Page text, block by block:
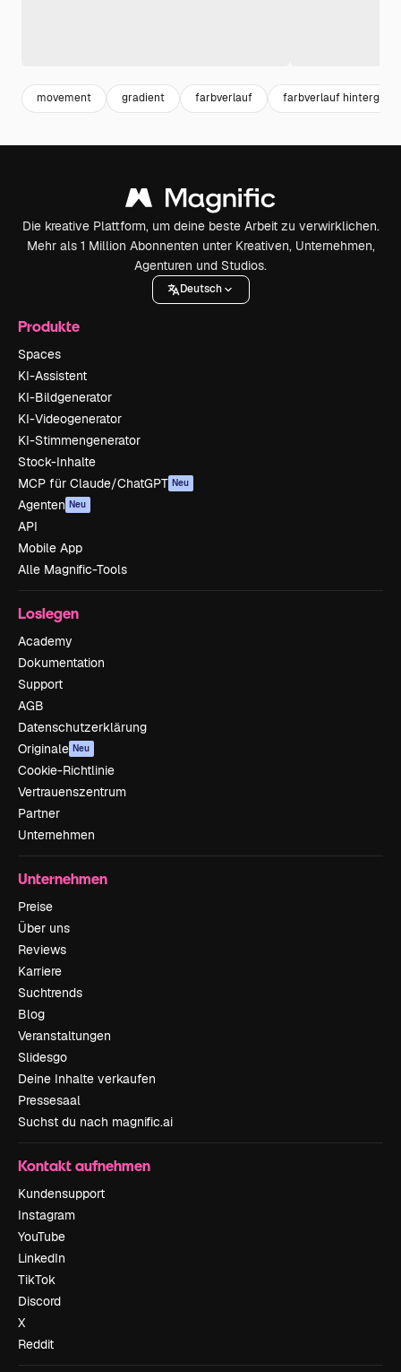
movement gradient farbverlauf farbverlauf
Die kreative Plattform, um deine beste Arbeit zu verwirklichen.
Mehr als 1 Million Abonnenten unter Kreativen, Unternehmen,
Agenturen und Studios.
Deutsch
Produkte
Spaces
KI-Assistent
KI-Bildgenerator
KI-Videogenerator
KI-Stimmengenerator
Stock-Inhalte
MCP für Claude/ChatGPT Neu
Agenten Neu
API
Mobile App
Alle Magnific-Tools
Loslegen
Academy
Dokumentation
Support
AGB
Datenschutzerklärung
Originale Neu
Cookie-Richtlinie
Vertrauenszentrum
Partner
Unternehmen
Unternehmen
Preise
Über uns
Reviews
Karriere
Suchtrends
Blog
Veranstaltungen
Slidesgo
Deine Inhalte verkaufen
Pressesaal
Suchst du nach magnific.ai
Kontakt aufnehmen
Kundensupport
Instagram
YouTube
LinkedIn
TikTok
Discord
X
Reddit